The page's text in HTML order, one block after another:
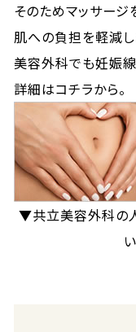
そのためマッサージ
肌への負担を軽減し
美容外科でも妊娠線
詳細はコチラから。
▼共立美容外科の